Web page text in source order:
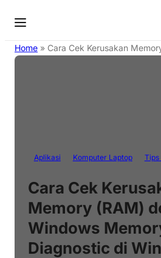
Home » Cara Cek Kerusakan
Aplikasi Komputer Laptop Tips
Cara Cek
Memory (RAM)
Windows
Diagnostic di